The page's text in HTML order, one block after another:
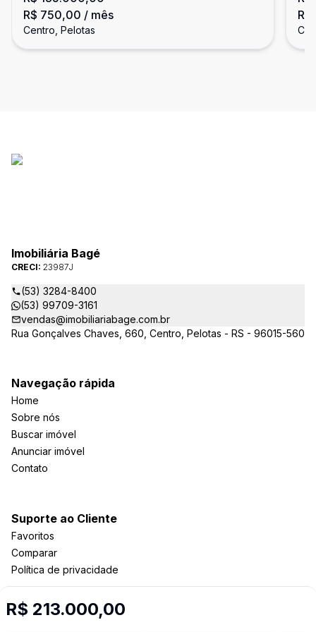
R$ 750,00 / mês
Centro, Pelotas
R$ 213.000,00
Imobiliária Bagé
CRECI: 23987J
(53) 3284-8400
(53) 99709-3161
vendas@imobiliariabage.com.br
Rua Gonçalves Chaves, 660, Centro, Pelotas - RS - 96015-560
Navegação rápida
Home
Sobre nós
Buscar imóvel
Anunciar imóvel
Contato
Suporte ao Cliente
Favoritos
Comparar
Política de privacidade